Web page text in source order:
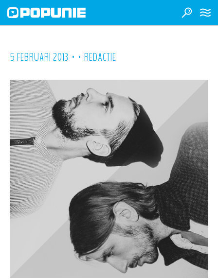
5 FEBRUARI 2013 • • REDACTIE